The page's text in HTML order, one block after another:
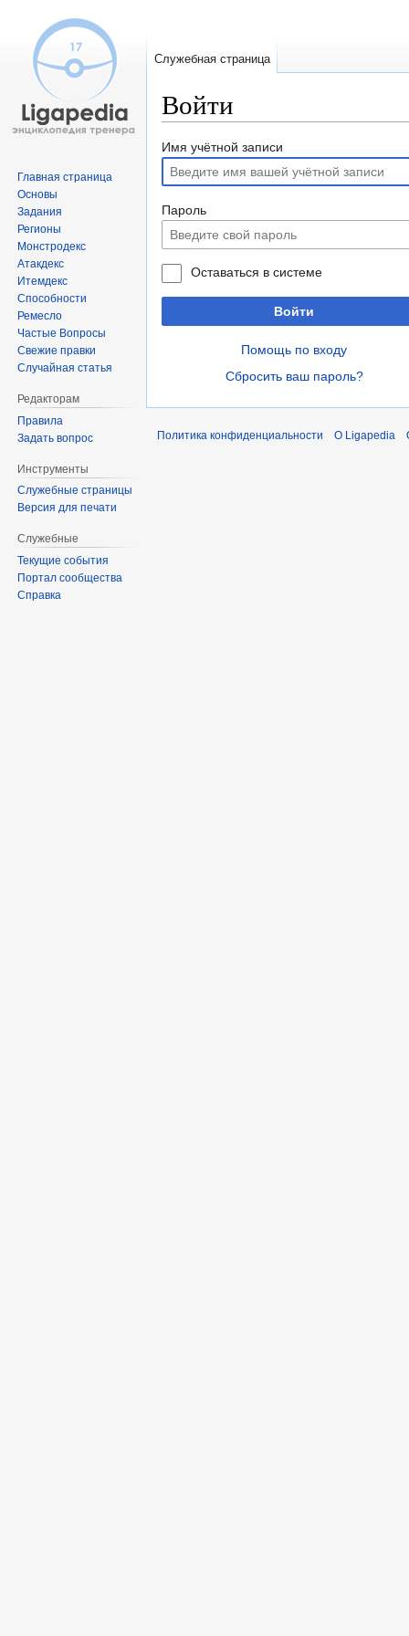
Войти
Перейти
навигации
Перейти
поиску
Имя учётной записи
Пароль
Оставаться в системе
Войти
Помощь по входу
Сбросить ваш пароль?
Служебная страница
Главная страница
Основы
Задания
Регионы
Монстродекс
Атакдекс
Итемдекс
Способности
Ремесло
Частые Вопросы
Свежие правки
Случайная статья
Редакторам
Правила
Задать вопрос
Инструменты
Служебные страницы
Версия для печати
Служебные
Текущие события
Портал сообщества
Справка
Политика конфиденциальности О Ligapedia